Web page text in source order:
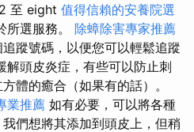
2 至 eight 值得信賴的安養院選
所選服務。 除蟑除害專家推薦
蹤號碼，以便您可以輕鬆追蹤
解頭皮炎症，有些可以防止刺
體的癒合（如果有的話）。
業推薦 如有必要，可以將各種
們想將其添加到頭皮上，但稍